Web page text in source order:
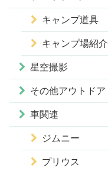
キャンプ道具
キャンプ場紹介
星空撮影
その他アウトドア
車関連
ジムニー
プリウス